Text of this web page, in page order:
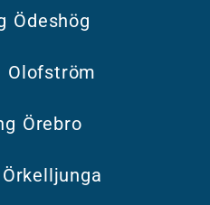
Ödeshög
Olofström
Örebro